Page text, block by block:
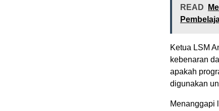
READ
Ketua LSM
kebenaran
apakah
digunakan
Menanggapi